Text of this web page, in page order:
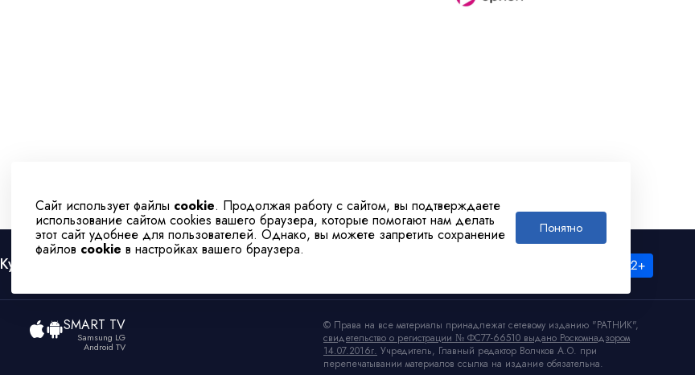
Сайт использует файлы cookie. Продолжая работу с сайтом, вы подтверждаете
использование сайтом cookies вашего браузера, которые помогают нам делать
этот сайт удобнее для пользователей. Однако, вы можете запретить сохранение
файлов cookie в настройках вашего браузера.
Понятно
Культура Телеканал
SMART TV
Samsung LG
Android TV
© Права на все материалы принадлежат сетевому изданию "РАТНИК",
свидетельство о регистрации № ФС77-66510 выдано Роскомнадзором
14.07.2016г. Учредитель, Главный редактор Волчков А.О. при
перепечатывании материалов ссылка на издание обязательна.